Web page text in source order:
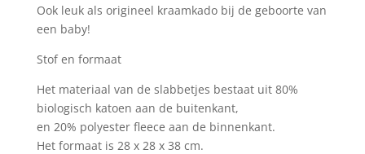
Ook leuk als origineel kraamkado bij de geboorte van
een baby!
Stof en formaat
Het materiaal van de slabbetjes bestaat uit 80%
biologisch katoen aan de buitenkant,
en 20% polyester fleece aan de binnenkant.
Het formaat is 28 x 28 x 38 cm.